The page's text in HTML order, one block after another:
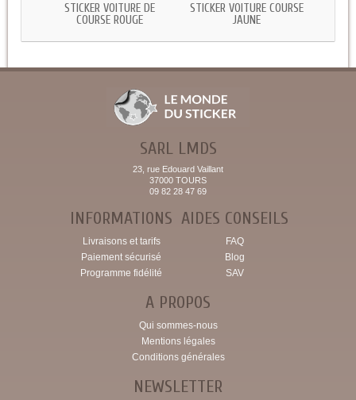
STICKER VOITURE DE
COURSE ROUGE
STICKER VOITURE COURSE
JAUNE
SARL LMDS
23, rue Edouard Vaillant
37000 TOURS
09 82 28 47 69
INFORMATIONS
Livraisons et tarifs
Paiement sécurisé
Programme fidélité
AIDES CONSEILS
FAQ
Blog
SAV
A PROPOS
Qui sommes-nous
Mentions légales
Conditions générales
NEWSLETTER